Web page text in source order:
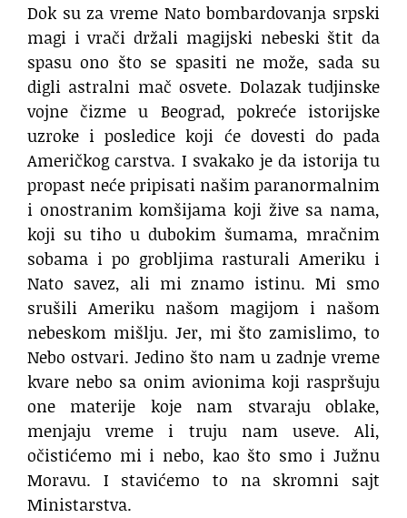
Dok su za vreme Nato bombardovanja srpski
magi i vrači držali magijski nebeski štit da
spasu ono što se spasiti ne može, sada su
digli astralni mač osvete. Dolazak tudjinske
vojne čizme u Beograd, pokreće istorijske
uzroke i posledice koji će dovesti do pada
Američkog carstva. I svakako je da istorija tu
propast neće pripisati našim paranormalnim
i onostranim komšijama koji žive sa nama,
koji su tiho u dubokim šumama, mračnim
sobama i po grobljima rasturali Ameriku i
Nato savez, ali mi znamo istinu. Mi smo
srušili Ameriku našom magijom i našom
nebeskom mišlju. Jer, mi što zamislimo, to
Nebo ostvari. Jedino što nam u zadnje vreme
kvare nebo sa onim avionima koji raspršuju
one materije koje nam stvaraju oblake,
menjaju vreme i truju nam useve. Ali,
očistićemo mi i nebo, kao što smo i Južnu
Moravu. I stavićemo to na skromni sajt
Ministarstva.